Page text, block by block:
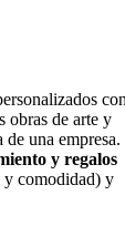
obras de arte y
de una
y regalos
y comodidad) y